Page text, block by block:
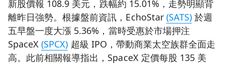
新股價報 108.9 美元，跌幅約 15.01%，走勢明顯背
離昨日強勢。根據盤前資訊，EchoStar (SATS) 於週
五早盤一度大漲 5.36%，當時受惠於市場押注
SpaceX(SPCX) 超級 IPO，帶動商業太空族群全面走
高。此前相關報導指出，SpaceX 定價每股 135 美